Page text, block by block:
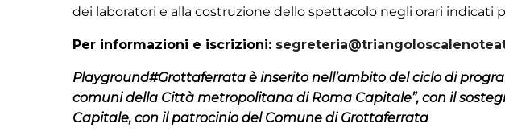
dei laboratori e alla costruzione dello spettacolo negli orari indicati
Per informazioni e iscrizioni:
Playground#Grottaferrata è inserito nell’ambito del ciclo di
comuni della Città metropolitana di Roma Capitale”, con il
Capitale, con il patrocinio del Comune di Grottaferrata